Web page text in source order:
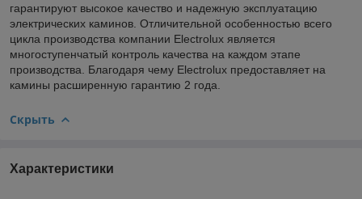
гарантируют высокое качество и надежную эксплуатацию
электрических каминов. Отличительной особенностью всего
цикла производства компании Electrolux является
многоступенчатый контроль качества на каждом этапе
производства. Благодаря чему Electrolux предоставляет на
камины расширенную гарантию 2 года.
Скрыть
Характеристики